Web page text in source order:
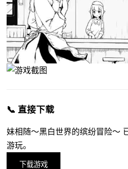
📞 直接下载
妹相随～黑白世界的缤纷冒险～
游玩。
下载游戏